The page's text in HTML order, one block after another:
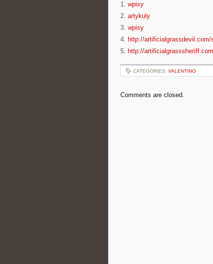
1. wpisy
2. artykuly
3. wpisy
4. http://artificialgrassdevil.com/
5. http://
CATEGORIES: VALENTINO
Comments are closed.